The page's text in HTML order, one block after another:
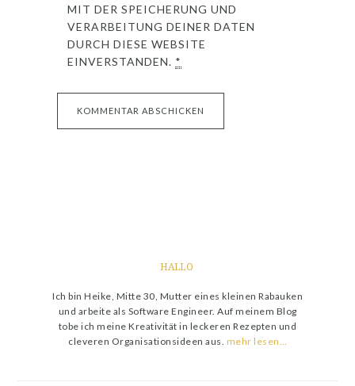
MIT DER SPEICHERUNG UND
VERARBEITUNG DEINER DATEN
DURCH DIESE WEBSITE
EINVERSTANDEN. *
HALLO
Ich bin Heike, Mitte 30, Mutter eines kleinen Rabauken
und arbeite als Software Engineer. Auf meinem Blog
tobe ich meine Kreativität in leckeren Rezepten und
cleveren Organisationsideen aus. mehr lesen…